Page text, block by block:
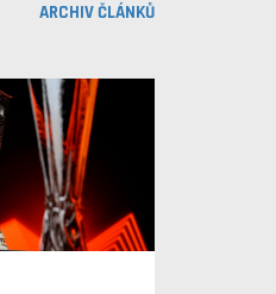
ARCHIV ČLÁNKŮ